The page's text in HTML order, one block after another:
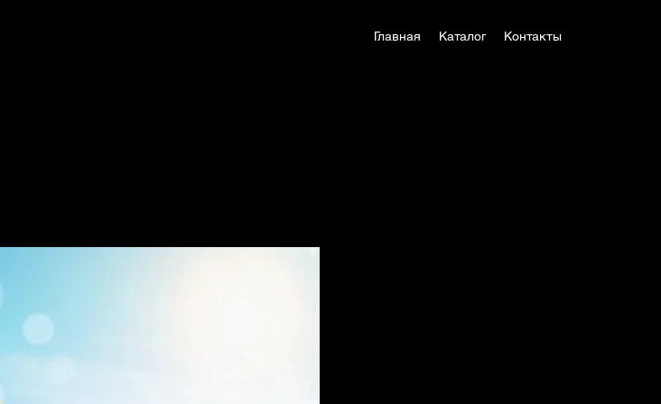
Главная Каталог Контакты